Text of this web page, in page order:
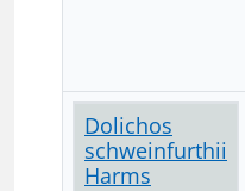
Dolichos
schweinfurthii
Harms